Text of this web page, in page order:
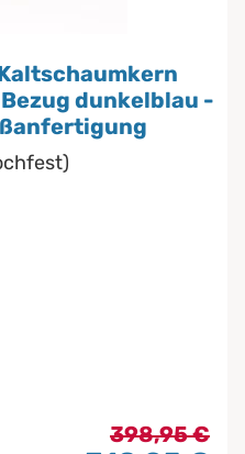
dunkelblau -
398,95 €